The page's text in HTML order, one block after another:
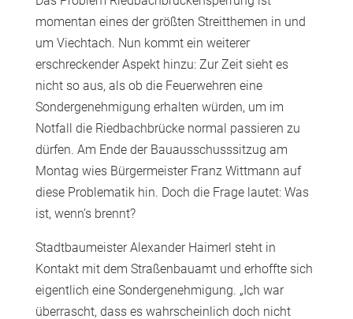
momentan eines der größten Streitthemen in und
um Viechtach. Nun kommt ein weiterer
erschreckender Aspekt hinzu: Zur Zeit sieht es
nicht so aus, als ob die Feuerwehren eine
Sondergenehmigung erhalten würden, um im
Notfall die Riedbachbrücke normal passieren zu
dürfen. Am Ende der Bauausschusssitzug am
Montag wies Bürgermeister Franz Wittmann auf
diese Problematik hin. Doch die Frage lautet: Was
ist, wenn’s brennt?
Stadtbaumeister Alexander Haimerl steht in
Kontakt mit dem Straßenbauamt und erhoffte sich
eigentlich eine Sondergenehmigung. „Ich war
überrascht, dass es wahrscheinlich doch nicht